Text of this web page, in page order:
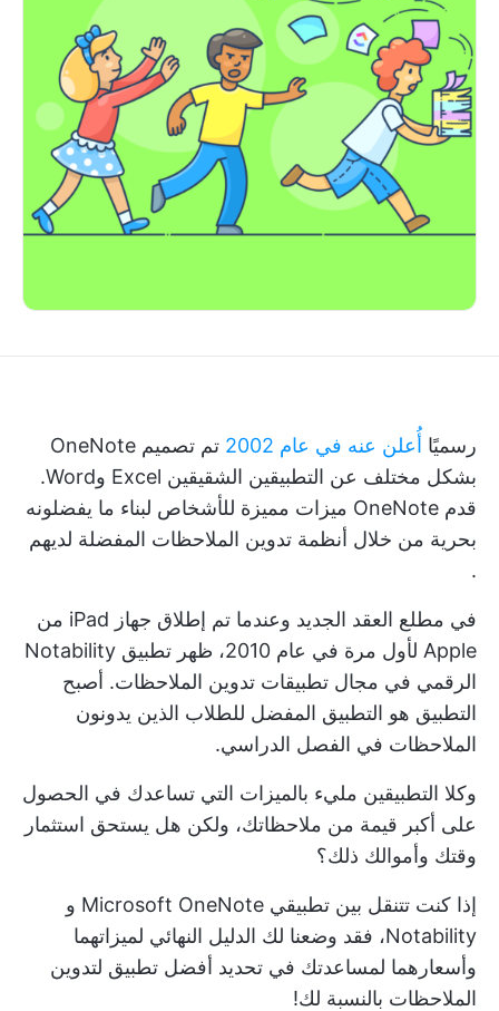
رسميًا أُعلن عنه في عام 2002
تم تصميم OneNote
بشكل مختلف عن التطبيقين الشقيقين Excel وWord.
قدم OneNote ميزات مميزة للأشخاص لبناء ما يفضلونه
بحرية من خلال أنظمة تدوين الملاحظات المفضلة لديهم
.
في مطلع العقد الجديد وعندما تم إطلاق جهاز iPad من
Apple لأول مرة في عام 2010، ظهر تطبيق Notability
الرقمي في مجال تطبيقات تدوين الملاحظات. أصبح
التطبيق هو التطبيق المفضل للطلاب الذين يدونون
الملاحظات في الفصل الدراسي.
وكلا التطبيقين مليء بالميزات التي تساعدك في الحصول
على أكبر قيمة من ملاحظاتك، ولكن هل يستحق استثمار
وقتك وأموالك ذلك؟
إذا كنت تتنقل بين تطبيقي Microsoft OneNote و
Notability، فقد وضعنا لك الدليل النهائي لميزاتهما
وأسعارهما لمساعدتك في تحديد أفضل تطبيق لتدوين
الملاحظات بالنسبة لك!